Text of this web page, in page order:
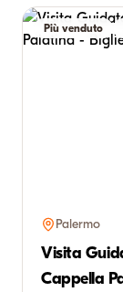
Più venduto
Palermo
Visita
Cappella